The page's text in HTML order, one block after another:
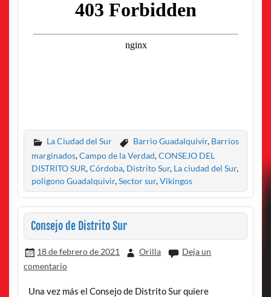
La Ciudad del Sur Barrio Guadalquivir, Barrios
marginados,Campo de la Verdad,CONSEJO DEL
DISTRITO SUR,Córdoba, Distrito Sur, La ciudad del Sur,
poligono Guadalquivir,Sector sur,Vikingos
Consejo de Distrito Sur
18 de febrero de 2021 Orilla
Deja un
comentario
Una vez más el Consejo de Distrito Sur quiere